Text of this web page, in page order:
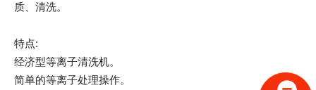
质、清洗。
特点:
经济型等离子清洗机。
简单的等离子处理操作。